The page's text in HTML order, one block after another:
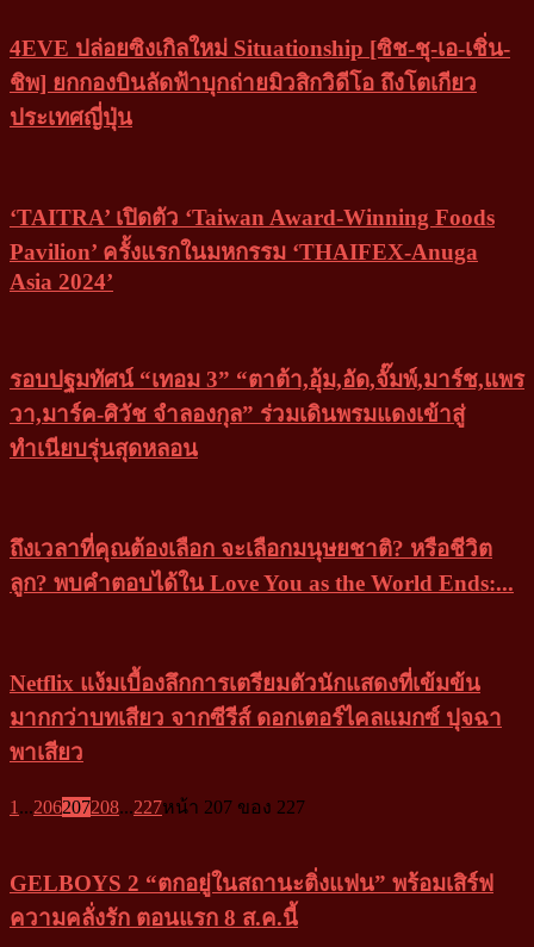
4EVE ปล่อยซิงเกิลใหม่ Situationship [ซิช-ชุ-เอ-เชิ่น-
ชิพ] ยกกองบินลัดฟ้าบุกถ่ายมิวสิกวิดีโอ ถึงโตเกียว
ประเทศญี่ปุ่น
‘TAITRA’ เปิดตัว ‘Taiwan Award-Winning Foods
Pavilion’ ครั้งแรกในมหกรรม ‘THAIFEX-Anuga
Asia 2024’
รอบปฐมทัศน์ “เทอม 3” “ตาต้า,อุ้ม,อัด,จั๊มพ์,มาร์ช,แพร
วา,มาร์ค-ศิวัช จำลองกุล” ร่วมเดินพรมแดงเข้าสู่
ทำเนียบรุ่นสุดหลอน
ถึงเวลาที่คุณต้องเลือก จะเลือกมนุษยชาติ? หรือชีวิต
ลูก? พบคำตอบได้ใน Love You as the World Ends:...
Netflix แง้มเบื้องลึกการเตรียมตัวนักแสดงที่เข้มข้น
มากกว่าบทเสียว จากซีรีส์ ดอกเตอร์ไคลแมกซ์ ปุจฉา
พาเสียว
1 ...206207208...227หน้า 207 ของ 227
GELBOYS 2 “ตกอยู่ในสถานะติ่งแฟน” พร้อมเสิร์ฟ
ความคลั่งรัก ตอนแรก 8 ส.ค.นี้